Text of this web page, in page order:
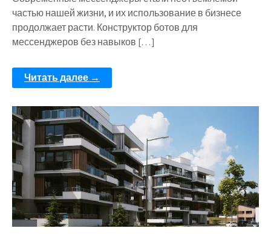
частью нашей жизни, и их использование в бизнесе
продолжает расти. Конструктор ботов для
мессенджеров без навыков […]
Читать далее →